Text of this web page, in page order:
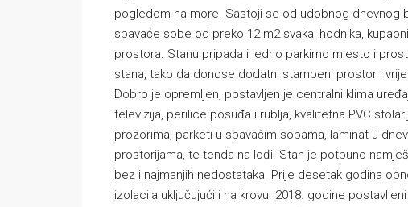
pogledom na more. Sastoji se od udobnog dnevnog
spavaće sobe od preko 12 m2 svaka, hodnika,
prostora. Stanu pripada i jedno parkirno mjesto i
stana, tako da donose dodatni stambeni prostor i
Dobro je opremljen, postavljen je centralni klima
televizija, perilice posuđa i rublja, kvalitetna PVC
prozorima, parketi u spavaćim sobama, laminat u
prostorijama, te tenda na lođi. Stan je potpuno
bez i najmanjih nedostataka. Prije desetak godina
izolacija uključujući i na krovu. 2018. godine